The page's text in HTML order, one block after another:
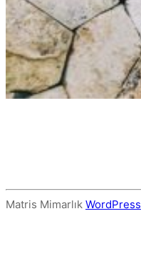
Matris Mimarlık WordPress